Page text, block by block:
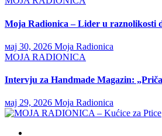
Moja Radionica – Lider u raznolikosti
мај 30, 2026 Moja Radionica
MOJA RADIONICA
Intervju za Handmade Magazin:
мај 29, 2026 Moja Radionica